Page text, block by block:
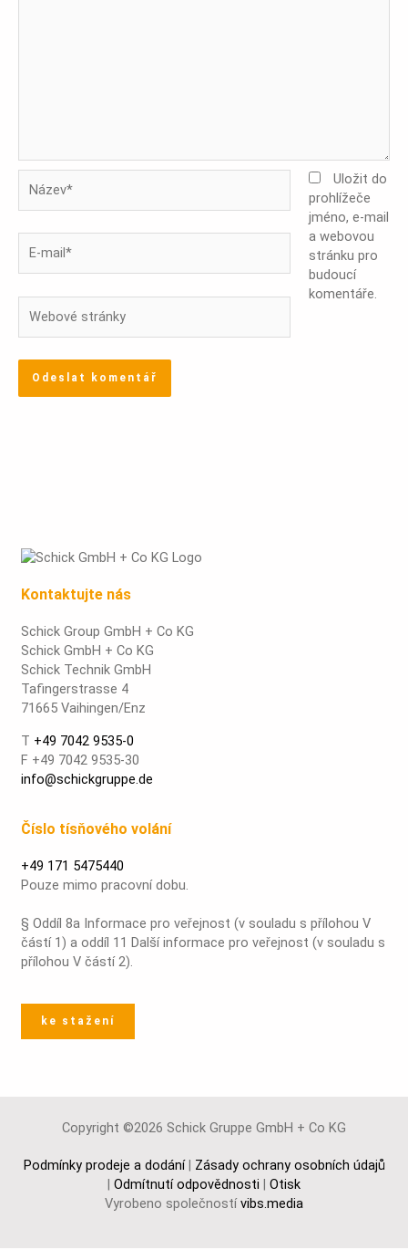
mail*
stránky
Uložit do
prohlížeče
jméno, e-mail
a webovou
stránku pro
budoucí
komentáře.
Kontaktujte nás
Schick Group GmbH + Co KG
Schick GmbH + Co KG
Schick Technik GmbH
Tafingerstrasse 4
71665 Vaihingen/Enz
T +49 7042 9535-0
F +49 7042 9535-30
info@schickgruppe.de
Číslo tísňového volání
+49 171 5475440
Pouze mimo pracovní dobu.
§ Oddíl 8a Informace pro veřejnost (v souladu s přílohou V
částí 1) a oddíl 11 Další informace pro veřejnost (v souladu s
přílohou V částí 2).
ke stažení
Copyright ©2026 Schick Gruppe GmbH + Co KG
Podmínky prodeje a dodání| Zásady ochrany osobních údajů
| Odmítnutí odpovědnosti | Otisk
Vyrobeno společnostívibs.media